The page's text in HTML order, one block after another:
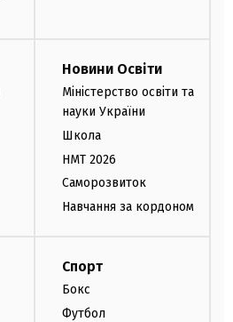
Новини Освіти
Міністерство освіти та
науки України
Школа
НМТ 2026
Саморозвиток
Навчання за кордоном
Спорт
Бокс
Футбол